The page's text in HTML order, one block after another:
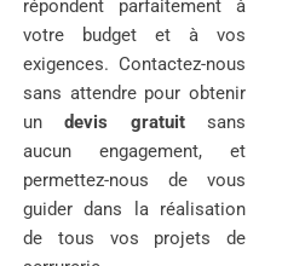
répondent parfaitement à
votre budget et à vos
exigences. Contactez-nous
sans attendre pour obtenir
undevis gratuitsans
aucun engagement, et
permettez-nous de vous
guider dans la réalisation
de tous vos projets de